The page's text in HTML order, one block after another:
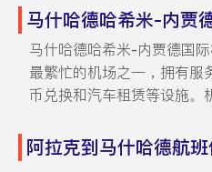
马什哈德哈希米-内贾
马什哈德哈希米-内贾德国
最繁忙的机场之一，拥有服
币兑换和汽车租赁等设施。
阿拉克到马什哈德航